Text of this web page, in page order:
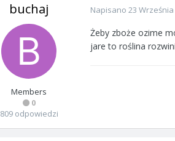
buchaj
Members
0
809 odpowiedzi
Napisano 23 Września
Żeby zboże ozime
jare to roślina